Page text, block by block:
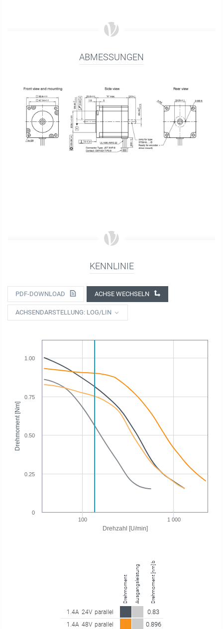
ABMESSUNGEN
KENNLINIE
PDF-DOWNLOAD ACHSE WECHSELN
ACHSENDARSTELLUNG: LOG/LIN
Drehzahl [U/min]
Drehmoment [Nm]
100 1 000
0
0.25
0.50
0.75
1.00
Drehmoment Ausgangsleistung Drehmoment [nm] bei 135.00 U/min
1.4A 24V parallel 0.83
1.4A 48V parallel 0.896